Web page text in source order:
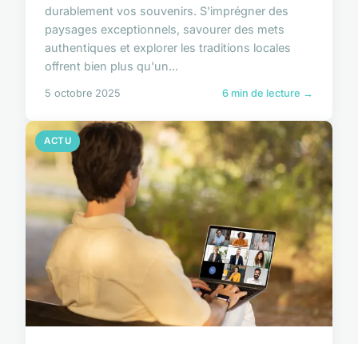
durablement vos souvenirs. S'imprégner des
paysages exceptionnels, savourer des mets
authentiques et explorer les traditions locales
offrent bien plus qu'un...
5 octobre 2025 6 min de lecture →
ACTU